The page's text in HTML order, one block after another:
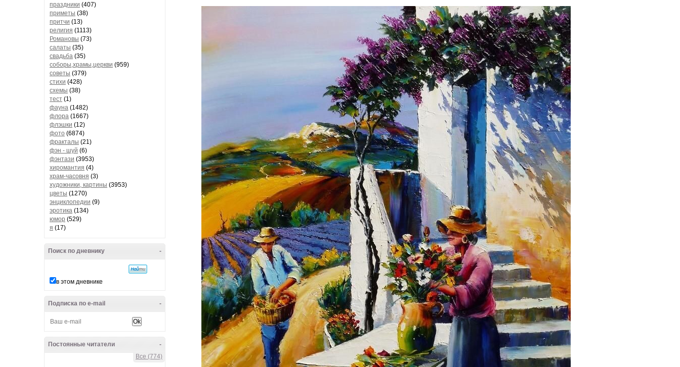
праздники (407)
приметы (38)
притчи (13)
религия (1113)
Романовы (73)
салаты (35)
свадьба (35)
соборы,храмы,церкви (959)
советы (379)
стихи (428)
схемы (38)
тест (1)
фауна (1482)
флора (1667)
флэшки (12)
фото (6874)
фракталы (21)
фэн - шуй (6)
фэнтази (3953)
хиромантия (4)
храм-часовня (3)
художники, картины (3953)
цветы (1270)
энциклопедии (9)
эротика (134)
юмор (529)
я (17)
-
Поиск по дневнику
в этом дневнике
-
Подписка по e-mail
-
Постоянные читатели
Все (774)